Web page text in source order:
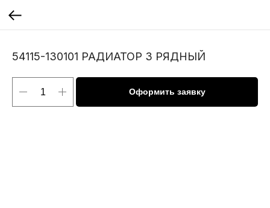
54115-130101 РАДИАТОР 3 РЯДНЫЙ
Оформить заявку